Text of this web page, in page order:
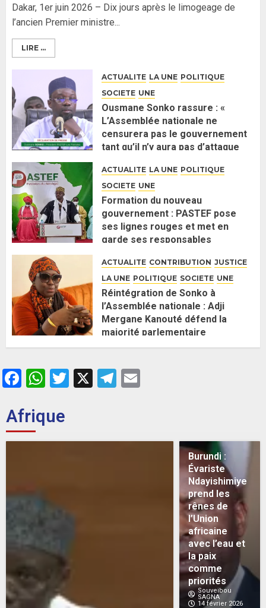
Dakar, 1er juin 2026 – Dix jours après le limogeage de
l’ancien Premier ministre...
LIRE ...
ACTUALITE LA UNE POLITIQUE
SOCIETE UNE
Ousmane Sonko rassure : «
L’Assemblée nationale ne
censurera pas le gouvernement
tant qu’il n’y aura pas d’attaque
2 JUIN 2026 0
ACTUALITE LA UNE POLITIQUE
SOCIETE UNE
Formation du nouveau
gouvernement : PASTEF pose
ses lignes rouges et met en
garde ses responsables
ACTUALITE CONTRIBUTION JUSTICE
LA UNE POLITIQUE SOCIETE UNE
Réintégration de Sonko à
l’Assemblée nationale : Adji
Mergane Kanouté défend la
majorité parlementaire
26 MAI 2026 0
Facebook
WhatsApp
Twitter
X Telegram
Afrique
Burundi :
Évariste
Ndayishimiye
prend les
rênes de
l’Union
africaine
avec l’eau et
la paix
comme
priorités
Souveibou
SAGNA
14 février 2026